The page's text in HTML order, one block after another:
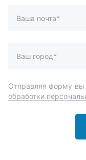
Автозапчасти и